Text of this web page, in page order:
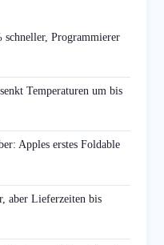
Programmierer
Temperaturen um bis
Apples erstes Foldable
aber Lieferzeiten bis